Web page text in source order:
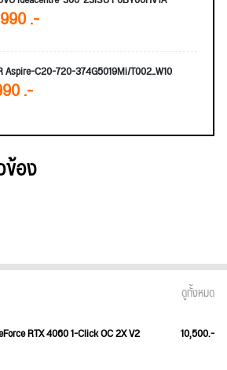
.-
Aspire-C20-720-374G5019Mi/T002_W10
.-
อง
ดูทั้งหมด
RTX 4060 1-Click OC 2X V2 10,500.-